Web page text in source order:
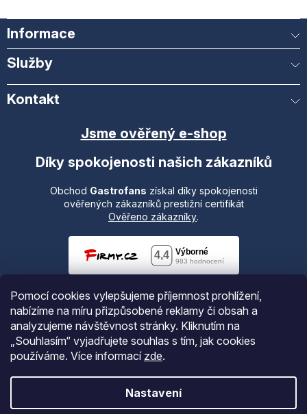
Pomocí cookies vylepšujeme příjemnost prohlížení,
nabízíme na míru přizpůsobené reklamy či obsah a
analyzujeme návštěvnost stránky. Kliknutím na
„Souhlasím“ vyjadřujete souhlas s tím, jak cookies
používáme. Více informací zde.
Nastavení
Informace
Služby
Kontakt
Jsme ověřený e-shop
Díky spokojenosti našich zákazníků
Obchod Gastrofans získal díky spokojenosti
ověřených zákazníků prestižní certifikát
Ověřeno zákazníky.